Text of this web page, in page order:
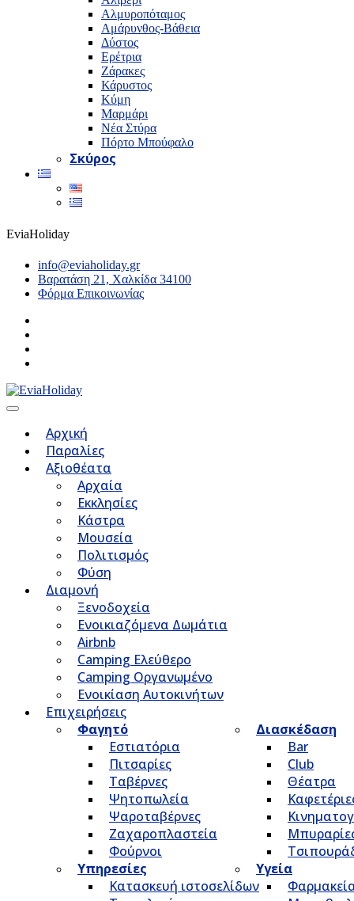
Αλμυροπόταμος
Αμάρυνθος-Βάθεια
Δύστος
Ερέτρια
Ζάρακες
Κάρυστος
Κύμη
Μαρμάρι
Νέα Στύρα
Πόρτο Μπούφαλο
Σκύρος
EviaHoliday
info@eviaholiday.gr
Βαρατάση 21, Χαλκίδα 34100
Φόρμα Επικοινωνίας
Αρχική
Παραλίες
Αξιοθέατα
Αρχαία
Εκκλησίες
Κάστρα
Μουσεία
Πολιτισμός
Φύση
Διαμονή
Ξενοδοχεία
Ενοικιαζόμενα Δωμάτια
Airbnb
Camping Ελεύθερο
Camping Οργανωμένο
Ενοικίαση Αυτοκινήτων
Επιχειρήσεις
Φαγητό
Εστιατόρια
Πιτσαρίες
Ταβέρνες
Ψητοπωλεία
Ψαροταβέρνες
Ζαχαροπλαστεία
Φούρνοι
Διασκέδαση
Bar
Club
Θέατρα
Υπηρεσίες
Κατασκευή ιστοσελίδων
Υγεία